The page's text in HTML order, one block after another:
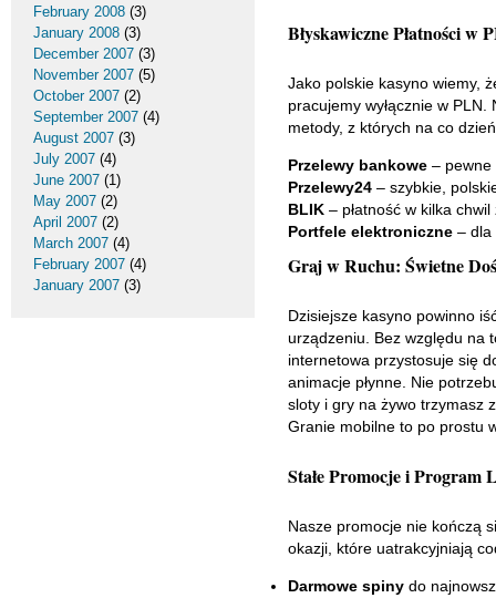
Błyskawiczne Płatności w
Jako polskie kasyno wiemy,
pracujemy wyłącznie w
metody, z których na co
Przelewy bankowe – pewne
Przelewy24 – szybkie,
BLIK – płatność w kilka
Portfele elektroniczne – dla
Graj w Ruchu: Świetne
Dzisiejsze kasyno powinno
urządzeniu. Bez względu na
internetowa przystosuje się
animacje płynne. Nie
sloty i gry na żywo trzymasz
Granie mobilne to po prostu
Stałe Promocje i Program
Nasze promocje nie kończą
okazji, które uatrakcyjniają
Darmowe spiny do
February 2008 (3)
January 2008 (3)
December 2007 (3)
November 2007 (5)
October 2007 (2)
September 2007 (4)
August 2007 (3)
July 2007 (4)
June 2007 (1)
May 2007 (2)
April 2007 (2)
March 2007 (4)
February 2007 (4)
January 2007 (3)